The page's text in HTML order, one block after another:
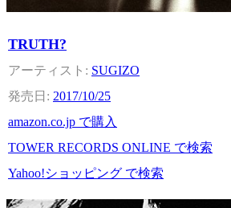
TRUTH?
SUGIZO
2017/10/25
amazon.co.jp で購入
TOWER RECORDS ONLINE で検索
Yahoo!ショッピング で検索